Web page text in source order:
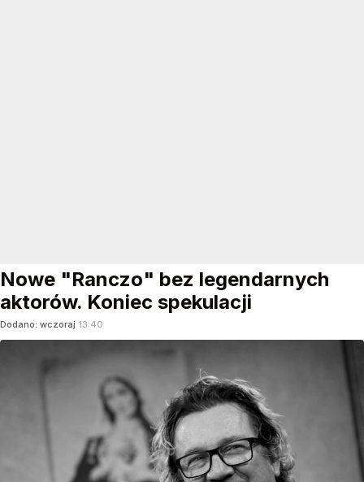
Nowe "Ranczo" bez legendarnych
aktorów. Koniec spekulacji
Dodano: wczoraj 13:40